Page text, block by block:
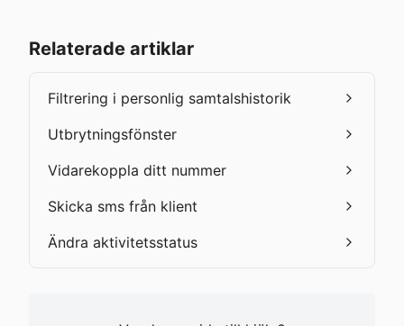
Relaterade artiklar
Filtrering i personlig samtalshistorik
Utbrytningsfönster
Vidarekoppla ditt nummer
Skicka sms från klient
Ändra aktivitetsstatus